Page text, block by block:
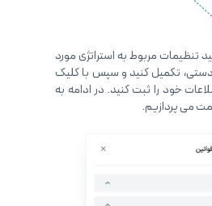
تنظیمات مربوط به استراتژی مورد
تکمیل کنید و سپس با کلیک
خود را ثبت کنید. در ادامه به
می پردازیم.